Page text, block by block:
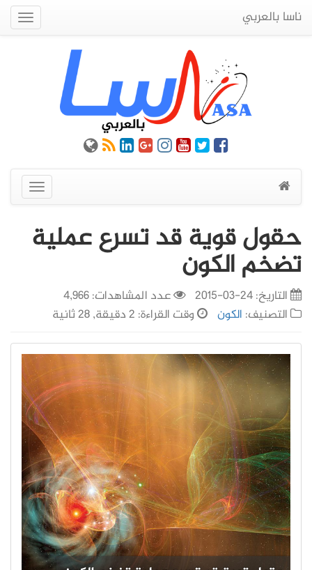
ناسا بالعربي
عرض
القائمة
حقول قوية قد تسرع عملية
تضخم الكون
التاريخ:24-03-2015
عدد المشاهدات: 4,966
التصنيف: الكون وقت القراءة: 2 دقيقة, 28 ثانية